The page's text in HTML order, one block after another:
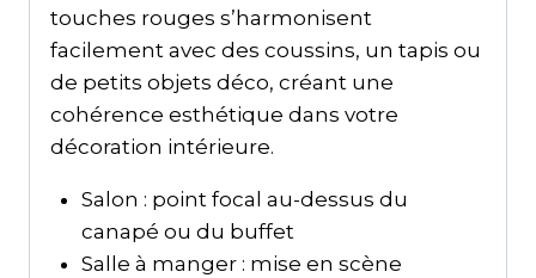
touches rouges s’harmonisent
facilement avec des coussins, un tapis ou
de petits objets déco, créant une
cohérence esthétique dans votre
décoration intérieure.
Salon : point focal au-dessus du
canapé ou du buffet
Salle à manger : mise en scène